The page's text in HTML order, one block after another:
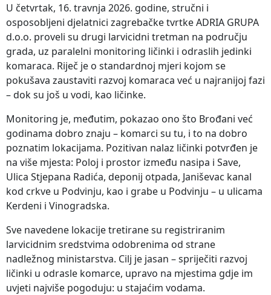
U četvrtak, 16. travnja 2026. godine, stručni i
osposobljeni djelatnici zagrebačke tvrtke ADRIA GRUPA
d.o.o. proveli su drugi larvicidni tretman na području
grada, uz paralelni monitoring ličinki i odraslih jedinki
komaraca. Riječ je o standardnoj mjeri kojom se
pokušava zaustaviti razvoj komaraca već u najranijoj fazi
– dok su još u vodi, kao ličinke.
Monitoring je, međutim, pokazao ono što Brođani već
godinama dobro znaju – komarci su tu, i to na dobro
poznatim lokacijama. Pozitivan nalaz ličinki potvrđen je
na više mjesta: Poloj i prostor između nasipa i Save,
Ulica Stjepana Radića, deponij otpada, Janiševac kanal
kod crkve u Podvinju, kao i grabe u Podvinju – u ulicama
Kerdeni i Vinogradska.
Sve navedene lokacije tretirane su registriranim
larvicidnim sredstvima odobrenima od strane
nadležnog ministarstva. Cilj je jasan – spriječiti razvoj
ličinki u odrasle komarce, upravo na mjestima gdje im
uvjeti najviše pogoduju: u stajaćim vodama.